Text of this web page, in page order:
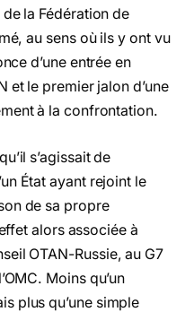
la Fédération de
au sens où ils y ont vu
d’une entrée en
et le premier jalon d’une
à la confrontation.
s’agissait de
État ayant rejoint le
de sa propre
alors associée à
OTAN-Russie, au G7
Moins qu’un
plus qu’une simple